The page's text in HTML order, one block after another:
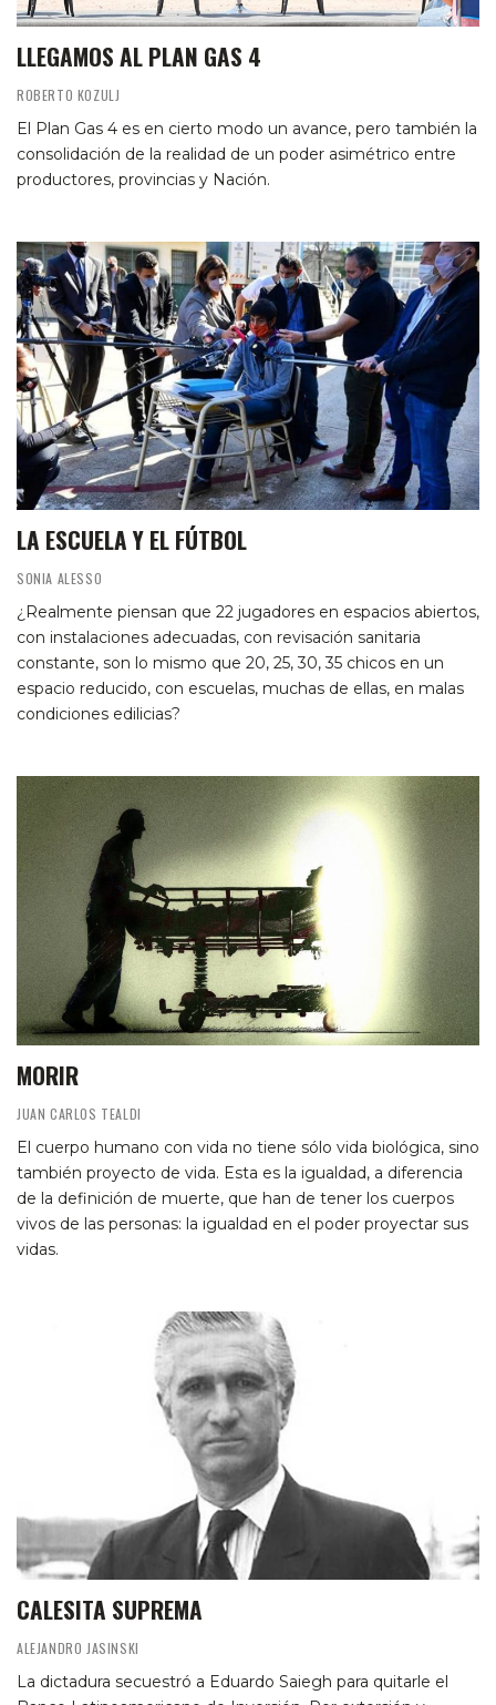
LLEGAMOS AL PLAN GAS 4
ROBERTO KOZULJ
El Plan Gas 4 es en cierto modo un avance, pero también la
consolidación de la realidad de un poder asimétrico entre
productores, provincias y Nación.
LA ESCUELA Y EL FÚTBOL
SONIA ALESSO
¿Realmente piensan que 22 jugadores en espacios abiertos,
con instalaciones adecuadas, con revisación sanitaria
constante, son lo mismo que 20, 25, 30, 35 chicos en un
espacio reducido, con escuelas, muchas de ellas, en malas
condiciones edilicias?
MORIR
JUAN CARLOS TEALDI
El cuerpo humano con vida no tiene sólo vida biológica, sino
también proyecto de vida. Esta es la igualdad, a diferencia
de la definición de muerte, que han de tener los cuerpos
vivos de las personas: la igualdad en el poder proyectar sus
vidas.
CALESITA SUPREMA
ALEJANDRO JASINSKI
La dictadura secuestró a Eduardo Saiegh para quitarle el